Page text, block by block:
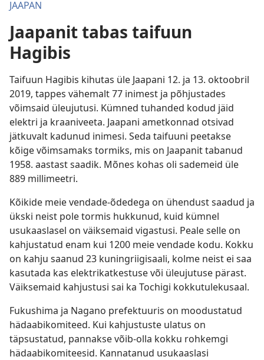
JAAPAN
Jaapanit tabas taifuun
Hagibis
Taifuun Hagibis kihutas üle Jaapani 12. ja 13. oktoobril
2019, tappes vähemalt 77 inimest ja põhjustades
võimsaid üleujutusi. Kümned tuhanded kodud jäid
elektri ja kraaniveeta. Jaapani ametkonnad otsivad
jätkuvalt kadunud inimesi. Seda taifuuni peetakse
kõige võimsamaks tormiks, mis on Jaapanit tabanud
1958. aastast saadik. Mõnes kohas oli sademeid üle
889 millimeetri.
Kõikide meie vendade-õdedega on ühendust saadud ja
ükski neist pole tormis hukkunud, kuid kümnel
usukaaslasel on väiksemaid vigastusi. Peale selle on
kahjustatud enam kui 1200 meie vendade kodu. Kokku
on kahju saanud 23 kuningriigisaali, kolme neist ei saa
kasutada kas elektrikatkestuse või üleujutuse pärast.
Väiksemaid kahjustusi sai ka Tochigi kokkutulekusaal.
Fukushima ja Nagano prefektuuris on moodustatud
hädaabikomiteed. Kui kahjustuste ulatus on
täpsustatud, pannakse võib-olla kokku rohkemgi
hädaabikomiteesid. Kannatanud usukaaslasi